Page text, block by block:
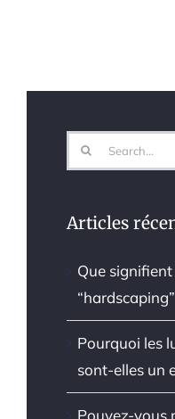
Search
for:
Articles
Que
Pourquoi les
sont-elles un
Pouvez-vous